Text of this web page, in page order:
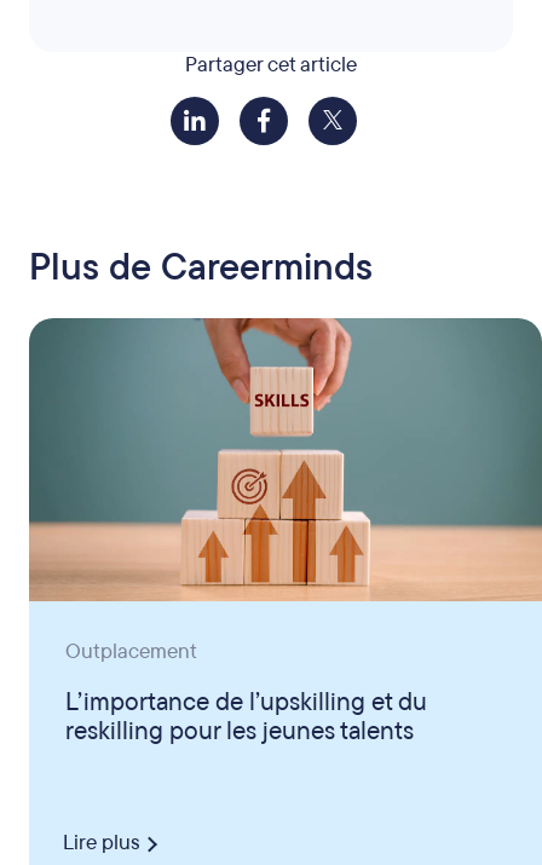
Partager cet article
Plus de Careerminds
Outplacement
L’importance de l’upskilling et du
reskilling pour les jeunes talents
Lire plus